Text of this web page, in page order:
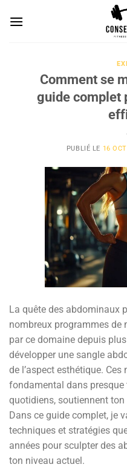
Comment se
guide complet
PUBLIÉ LE 16
La quête des abdominaux
nombreux programmes de
par ce domaine depuis
développer une sangle
de l’aspect esthétique.
fondamental dans
quotidiens, soutiennent
Dans ce guide complet, je
techniques et stratégies
années pour sculpter des
ton niveau actuel.